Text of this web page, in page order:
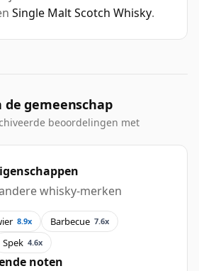
Single Malt Scotch Whisky.
gemeenschap
beoordelingen met
whisky-merken
8.9x Barbecue 7.6x
Spek 4.6x
noten